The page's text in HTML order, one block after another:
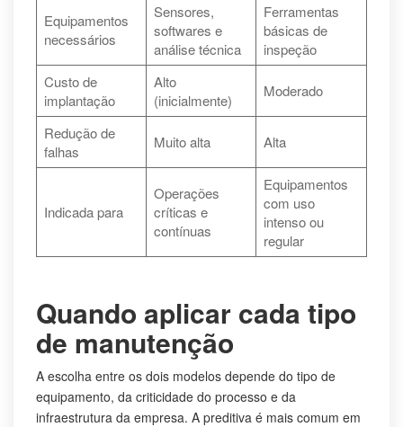
Equipamentos
necessários
Sensores,
softwares e
análise técnica
Ferramentas
básicas de
inspeção
Custo de
implantação
Alto
(inicialmente)
Moderado
Redução de
falhas
Muito alta Alta
Indicada para
Operações
críticas e
contínuas
Equipamentos
com uso
intenso ou
regular
Quando aplicar cada tipo
de manutenção
A escolha entre os dois modelos depende do tipo de
equipamento, da criticidade do processo e da
infraestrutura da empresa. A preditiva é mais comum em